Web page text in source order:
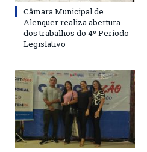
Câmara Municipal de
Alenquer realiza abertura
dos trabalhos do 4º Período
Legislativo